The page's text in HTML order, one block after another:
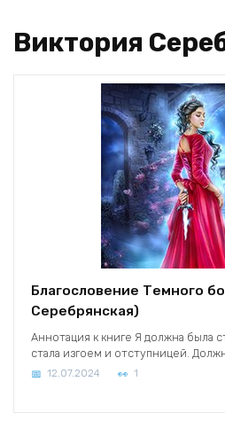
Виктория
Благословение Темного
Серебрянская)
Аннотация к книге Я должна была
стала изгоем и отступницей.
12.07.2024 1